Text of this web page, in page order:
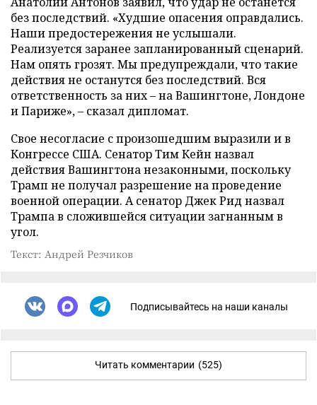
без последствий. «Худшие опасения оправдались.
Наши предостережения не услышали.
Реализуется заранее запланированный сценарий.
Нам опять грозят. Мы предупреждали, что такие
действия не останутся без последствий. Вся
ответственность за них – на Вашингтоне, Лондоне
и Париже», – сказал дипломат.
Свое несогласие с произошедшим выразили и в
Конгрессе США. Сенатор Тим Кейн назвал
действия Вашингтона незаконными, поскольку
Трамп не получал разрешение на проведение
военной операции. А сенатор Джек Рид назвал
Трампа в сложившейся ситуации загнанным в
угол.
Текст: Андрей Резчиков
Подписывайтесь на наши каналы
Читать комментарии (525)